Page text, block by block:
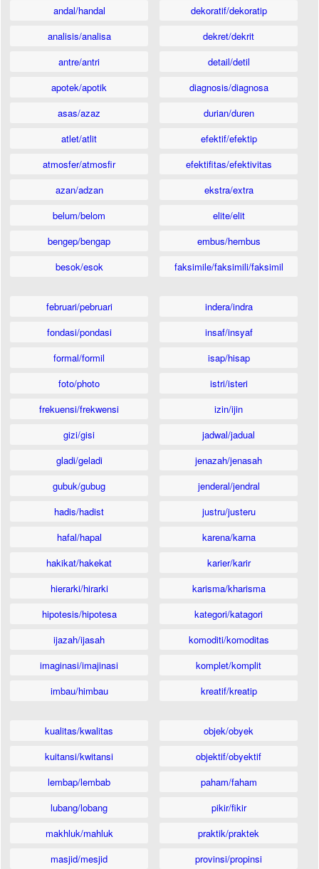
andal/handal
analisis/analisa
antre/antri
apotek/apotik
asas/azaz
atlet/atlit
atmosfer/atmosfir
azan/adzan
belum/belom
bengep/bengap
besok/esok
dekoratif/dekoratip
dekret/dekrit
detail/detil
diagnosis/diagnosa
durian/duren
efektif/efektip
efektifitas/efektivitas
ekstra/extra
elite/elit
embus/hembus
faksimile/faksimili/faksimil
februari/pebruari
fondasi/pondasi
formal/formil
foto/photo
frekuensi/frekwensi
gizi/gisi
gladi/geladi
gubuk/gubug
hadis/hadist
hafal/hapal
hakikat/hakekat
hierarki/hirarki
hipotesis/hipotesa
ijazah/ijasah
imaginasi/imajinasi
imbau/himbau
indera/indra
insaf/insyaf
isap/hisap
istri/isteri
izin/ijin
jadwal/jadual
jenazah/jenasah
jenderal/jendral
justru/justeru
karena/karna
karier/karir
karisma/kharisma
kategori/katagori
komoditi/komoditas
komplet/komplit
kreatif/kreatip
kualitas/kwalitas
kuitansi/kwitansi
lembap/lembab
lubang/lobang
makhluk/mahluk
masjid/mesjid
objek/obyek
objektif/obyektif
paham/faham
pikir/fikir
praktik/praktek
provinsi/propinsi